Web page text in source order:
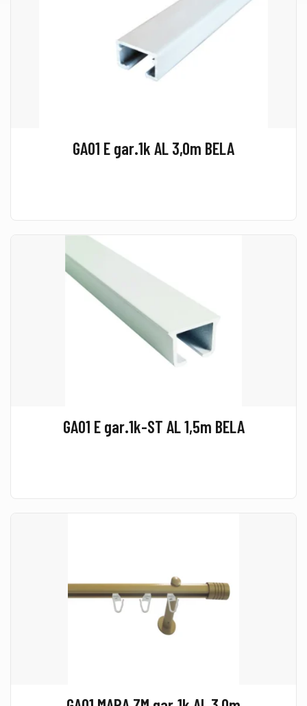
GA01 E gar.1k AL 3,0m BELA
GA01 E gar.1k-ST AL 1,5m BELA